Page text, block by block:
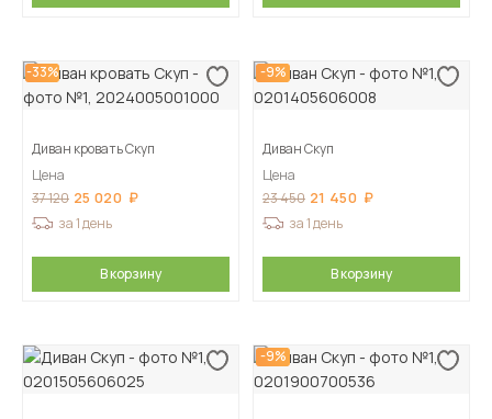
-33%
Диван кровать Скуп
Цена
37 120 25 020
за 1 день
В корзину
-9%
Диван Скуп
Цена
23 450 21 450
за 1 день
В корзину
-9%